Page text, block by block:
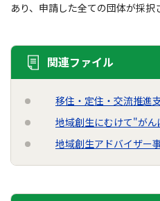
あり、申請した全ての団体が採択
関連ファイル
移住・定住・交流推進
地域創生にむけて"が
地域創生アドバイザー